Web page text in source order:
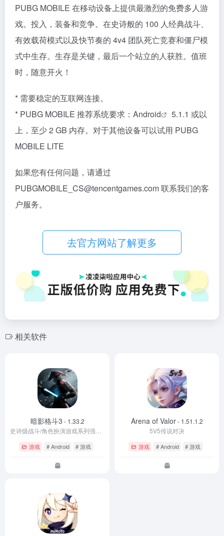
PUBG MOBILE 在移动设备上提供最激烈的免费多人游
戏。投入，装备和竞争。在史诗般的 100 人经典战斗、
有效载荷模式以及快节奏的 4v4 团队死亡竞赛和僵尸模
式中生存。生存是关键，最后一个站立的人获胜。值班
时，随意开火！
* 需要稳定的互联网连接。
* PUBG MOBILE 推荐系统要求： Android
5.1.1 或以
上，至少 2 GB 内存。对于其他设备可以试用 PUBG
MOBILE LITE
如果您有任何问题，请通过
PUBGMOBILE_CS@tencentgames.com 联系我们的客
户服务。
去官方网站了解更多
相关软件
暗影格斗3 - 1.33.2
游戏 # Android # 游戏
Arena of Valor- 1.51.1.2
5V5传说对决
游戏 # Android # 游戏